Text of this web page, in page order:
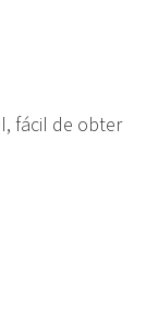
fácil de obter